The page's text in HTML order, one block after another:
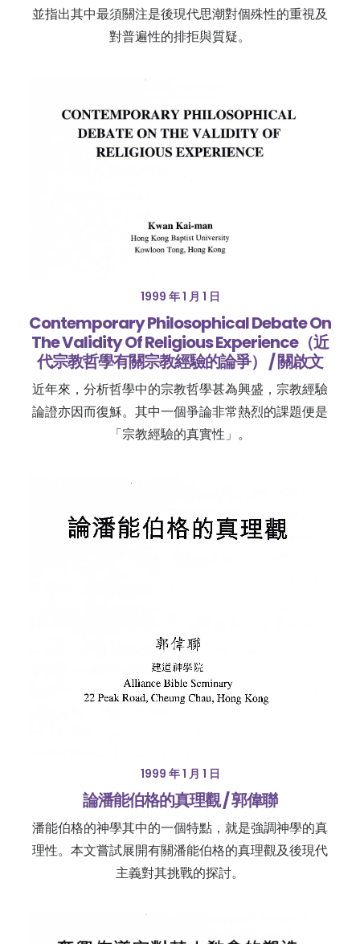
並指出其中最須關注是後現代思潮對個殊性的重視及
對普遍性的排拒與質疑。
1999 年 1 月 1 日
Contemporary Philosophical Debate On
The Validity Of Religious Experience（近
代宗教哲學有關宗教經驗的論爭） / 關啟文
近年來，分析哲學中的宗教哲學甚為興盛，宗教經驗
論證亦因而復穌。其中一個爭論非常熱烈的課題便是
「宗教經驗的真實性」。
1999 年 1 月 1 日
論潘能伯格的真理觀 / 郭偉聯
潘能伯格的神學其中的一個特點，就是強調神學的真
理性。本文嘗試展開有關潘能伯格的真理觀及後現代
主義對其挑戰的探討。